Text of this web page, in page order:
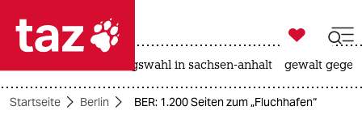
 taz zahl ich
taz zahl ich

taz zahl ich
landtagswahl in sachsen-anhalt gewalt
Startseite Berlin BER: 1.200 Seiten zum „Fluchhafen“